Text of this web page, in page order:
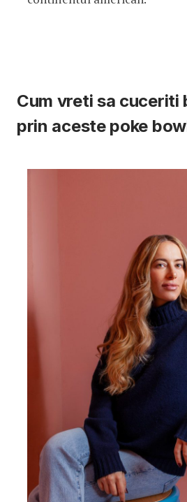
Cum vreti sa cuceriti
prin aceste poke